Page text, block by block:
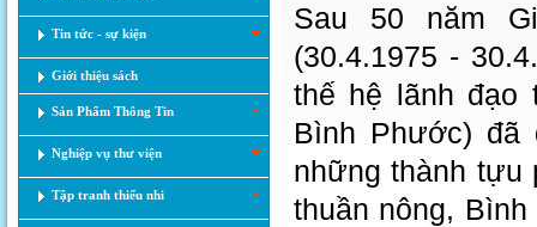
Tin tức - sự kiện
Giới thiệu sách
Sản Phẩm Thông Tin
Nghiệp vụ thư viện
Tập tranh thiếu nhi
Sau 50 năm
(30.4.1975 -
thế hệ lãnh đạo
Bình Phước)
những thành tựu
thuần nông,